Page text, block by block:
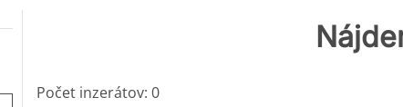
Počet inzerátov: 0